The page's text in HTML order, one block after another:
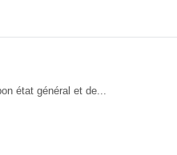
état général et de...